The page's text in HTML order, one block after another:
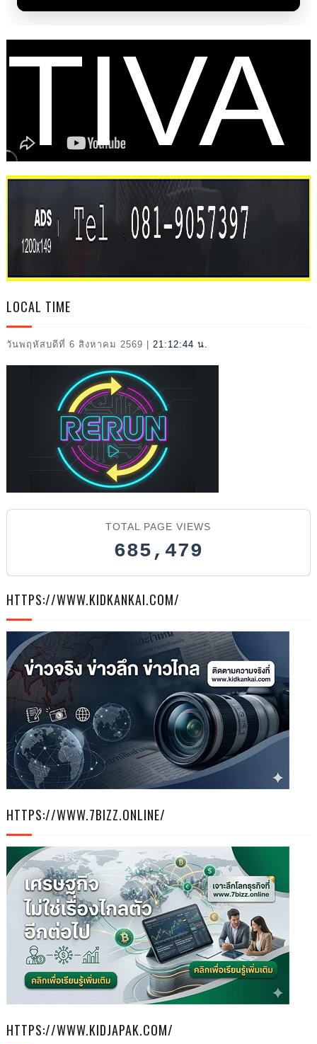
TIVA
L
2026
LOCAL TIME
วันพฤหัสบดีที่ 6 สิงหาคม 2569 21:12:45 น.
TOTAL PAGE VIEWS
685,479
HTTPS://WWW.KIDKANKAI.COM/
HTTPS://WWW.7BIZZ.ONLINE/
HTTPS://WWW.KIDJAPAK.COM/